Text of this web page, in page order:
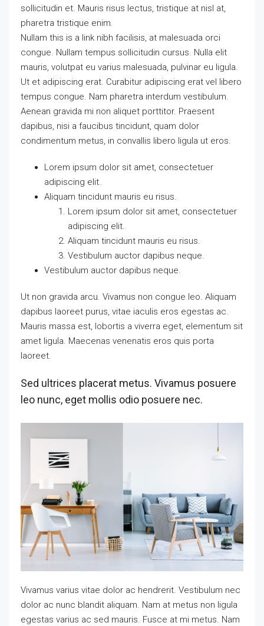
sollicitudin et. Mauris risus lectus, tristique at nisl at,
pharetra tristique enim.
Nullam this is a link nibh facilisis, at malesuada orci
congue. Nullam tempus sollicitudin cursus. Nulla elit
mauris, volutpat eu varius malesuada, pulvinar eu ligula.
Ut et adipiscing erat. Curabitur adipiscing erat vel libero
tempus congue. Nam pharetra interdum vestibulum.
Aenean gravida mi non aliquet porttitor. Praesent
dapibus, nisi a faucibus tincidunt, quam dolor
condimentum metus, in convallis libero ligula ut eros.
Lorem ipsum dolor sit amet, consectetuer
adipiscing elit.
Aliquam tincidunt mauris eu risus.
Lorem ipsum dolor sit amet, consectetuer
adipiscing elit.
Aliquam tincidunt mauris eu risus.
Vestibulum auctor dapibus neque.
Vestibulum auctor dapibus neque.
Ut non gravida arcu. Vivamus non congue leo. Aliquam
dapibus laoreet purus, vitae iaculis eros egestas ac.
Mauris massa est, lobortis a viverra eget, elementum sit
amet ligula. Maecenas venenatis eros quis porta
laoreet.
Sed ultrices placerat metus. Vivamus posuere
leo nunc, eget mollis odio posuere nec.
Vivamus varius vitae dolor ac hendrerit. Vestibulum nec
dolor ac nunc blandit aliquam. Nam at metus non ligula
egestas varius ac sed mauris. Fusce at mi metus. Nam